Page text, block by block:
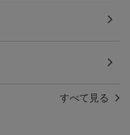
すべて見る